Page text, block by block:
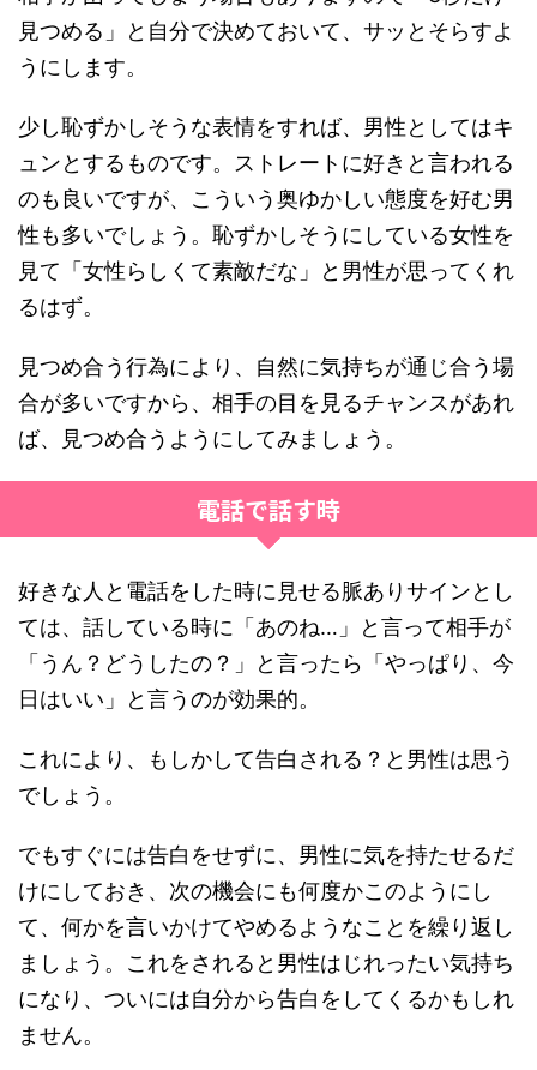
見つめる」と自分で決めておいて、サッとそらすよ
うにします。
少し恥ずかしそうな表情をすれば、男性としてはキ
ュンとするものです。ストレートに好きと言われる
のも良いですが、こういう奥ゆかしい態度を好む男
性も多いでしょう。恥ずかしそうにしている女性を
見て「女性らしくて素敵だな」と男性が思ってくれ
るはず。
見つめ合う行為により、自然に気持ちが通じ合う場
合が多いですから、相手の目を見るチャンスがあれ
ば、見つめ合うようにしてみましょう。
電話で話す時
好きな人と電話をした時に見せる脈ありサインとし
ては、話している時に「あのね…」と言って相手が
「うん？どうしたの？」と言ったら「やっぱり、今
日はいい」と言うのが効果的。
これにより、もしかして告白される？と男性は思う
でしょう。
でもすぐには告白をせずに、男性に気を持たせるだ
けにしておき、次の機会にも何度かこのようにし
て、何かを言いかけてやめるようなことを繰り返し
ましょう。これをされると男性はじれったい気持ち
になり、ついには自分から告白をしてくるかもしれ
ません。